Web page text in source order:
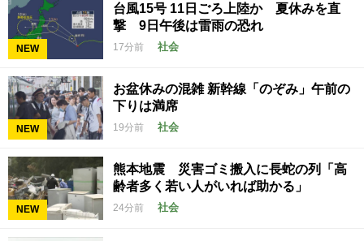
NEW
台風15号 11日ごろ上陸か 夏休みを直
撃 9日午後は雷雨の恐れ
17分前 社会
NEW
お盆休みの混雑 新幹線「のぞみ」午前の
下りは満席
19分前 社会
NEW
熊本地震 災害ゴミ搬入に長蛇の列「高
齢者多く若い人がいれば助かる」
24分前 社会